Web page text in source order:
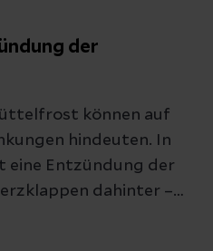
der
können auf
hindeuten. In
eine Entzündung der
dahinter –
jetzt hilft.